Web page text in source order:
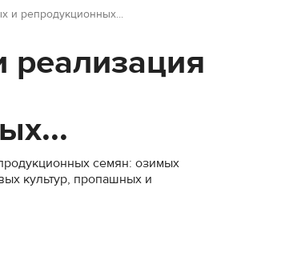
и репродукционных...
семян: озимых
культур, пропашных и